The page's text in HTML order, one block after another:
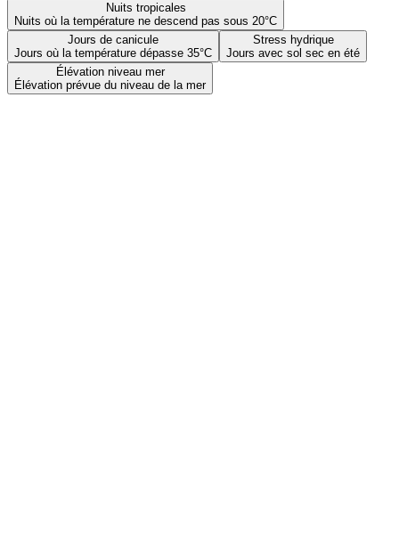
Nuits tropicales
Nuits où la température ne descend pas sous 20°C
Jours de canicule
Jours où la température dépasse 35°C
Stress hydrique
Jours avec sol sec en été
Élévation niveau mer
Élévation prévue du niveau de la mer